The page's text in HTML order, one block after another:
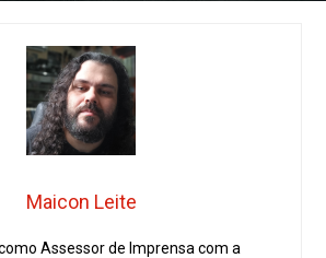
Maicon Leite
Assessor de Imprensa com a